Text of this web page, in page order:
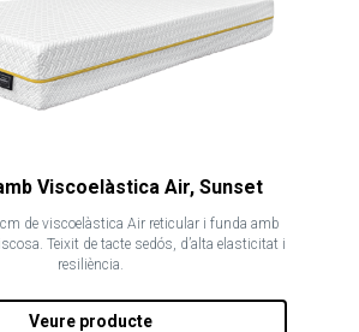
Viscoelàstica Air, Sunset
de viscoelàstica Air reticular i funda amb
Teixit de tacte sedós, d’alta elasticitat i
resiliència.
Veure producte